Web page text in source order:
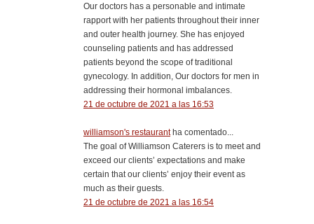
Our doctors has a personable and intimate
rapport with her patients throughout their inner
and outer health journey. She has enjoyed
counseling patients and has addressed
patients beyond the scope of traditional
gynecology. In addition, Our doctors for men in
addressing their hormonal imbalances.
21 de octubre de 2021 a las 16:53
williamson's restaurantha comentado...
The goal of Williamson Caterers is to meet and
exceed our clients’ expectations and make
certain that our clients’ enjoy their event as
much as their guests.
21 de octubre de 2021 a las 16:54